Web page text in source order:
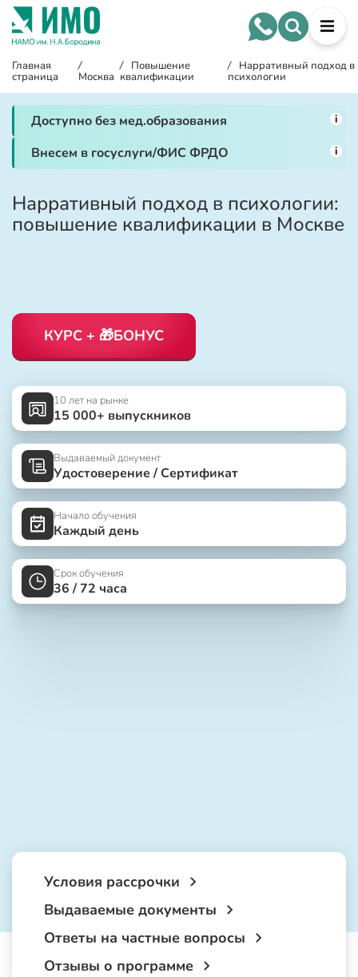
Главная
страница
/
Москва
/ Повышение
квалификации
/ Нарративный подход в
психологии
Доступно без мед.образования i
Внесем в госуслуги/ФИС ФРДО i
Нарративный подход в психологии:
повышение квалификации в Москве
КУРС + 🎁БОНУС
10 лет на рынке
15 000+ выпускников
Выдаваемый документ
Удостоверение / Сертификат
Начало обучения
Каждый день
Срок обучения
36 / 72 часа
Условия рассрочки
Выдаваемые документы
Ответы на частные вопросы
Отзывы о программе